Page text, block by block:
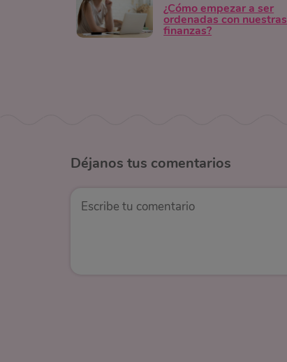
¿Cómo empezar a ser
ordenadas con nuestras
finanzas?
Déjanos tus comentarios